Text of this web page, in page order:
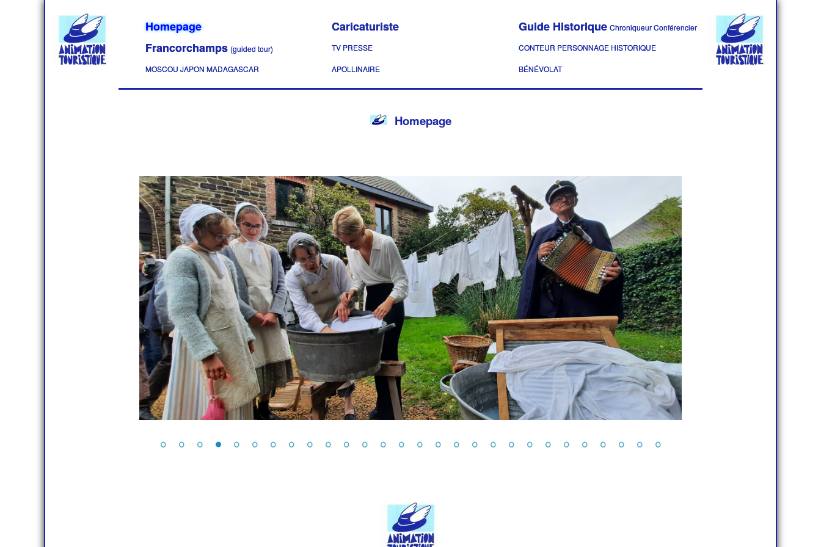
Homepage Caricaturiste Guide Historique Chroniqueur Conférencier
Francorchamps (guided tour) TV PRESSE CONTEUR PERSONNAGE HISTORIQUE
MOSCOU JAPON MADAGASCAR APOLLINAIRE BÉNÉVOLAT
Homepage